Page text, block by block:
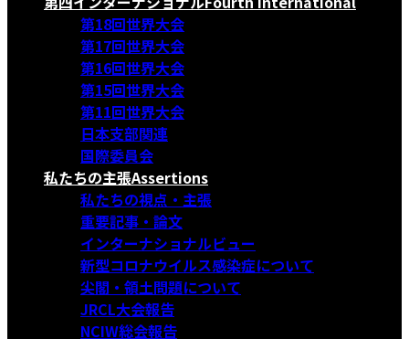
第18回世界大会
第17回世界大会
第16回世界大会
第15回世界大会
第11回世界大会
日本支部関連
国際委員会
私たちの主張Assertions
私たちの視点・主張
重要記事・論文
インターナショナルビュー
新型コロナウイルス感染症について
尖閣・領土問題について
JRCL大会報告
NCIW総会報告